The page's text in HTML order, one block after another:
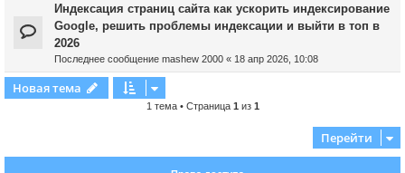
Индексация страниц сайта как ускорить индексирование
Google, решить проблемы индексации и выйти в топ в
2026
Последнее сообщение mashew 2000 « 18 апр 2026, 10:08
Новая тема
1 тема • Страница 1 из 1
Перейти